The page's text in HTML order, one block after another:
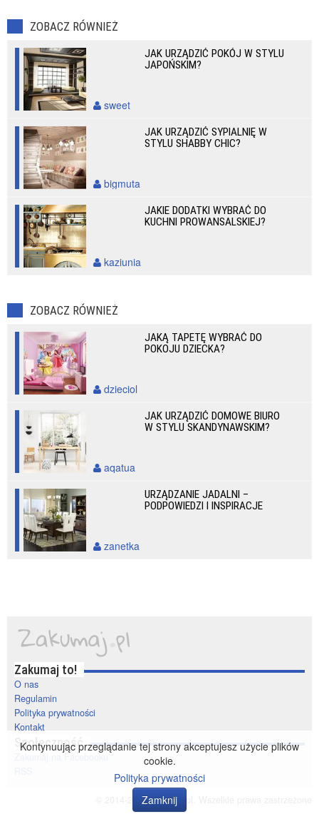
ZOBACZ RÓWNIEŻ
JAK URZĄDZIĆ POKÓJ W STYLU
JAPOŃSKIM?
sweet
JAK URZĄDZIĆ SYPIALNIĘ W
STYLU SHABBY CHIC?
bigmuta
JAKIE DODATKI WYBRAĆ DO
KUCHNI PROWANSALSKIEJ?
kaziunia
ZOBACZ RÓWNIEŻ
JAKĄ TAPETĘ WYBRAĆ DO
POKOJU DZIECKA?
dzieciol
JAK URZĄDZIĆ DOMOWE BIURO
W STYLU SKANDYNAWSKIM?
aqatua
URZĄDZANIE JADALNI –
PODPOWIEDZI I INSPIRACJE
zanetka
Zakumaj to!
O nas
Regulamin
Polityka prywatności
Kontakt
Społeczność
Zakumaj na Facebooku
© 2014-2020 zakumaj.pl. Wszelkie prawa zastrzeżone
Kontynuując przeglądanie tej strony akceptujesz użycie plików
cookie.
Polityka prywatności
Zamknij